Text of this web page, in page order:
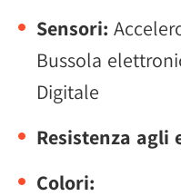
Sensori:
Bussola
Digitale
Resistenza agli
Colori: